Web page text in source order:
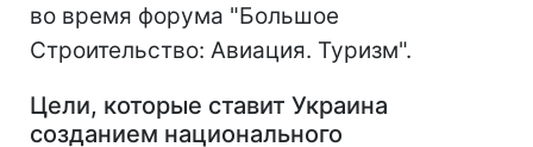
во время форума "Большое
Строительство: Авиация. Туризм".
Цели, которые ставит Украина
созданием национального